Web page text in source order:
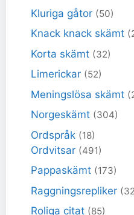
Kluriga gåtor (50)
Knack knack skämt
Korta skämt (32)
Limerickar (52)
Meningslösa skämt
Norgeskämt (304)
Ordspråk (18)
Ordvitsar (491)
Pappaskämt (173)
Raggningsrepliker
Roliga citat (85)